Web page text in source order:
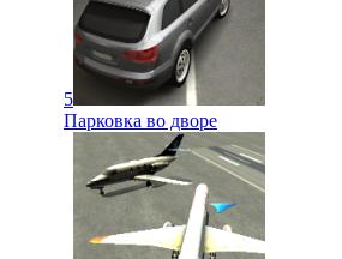
5
Парковка во дворе